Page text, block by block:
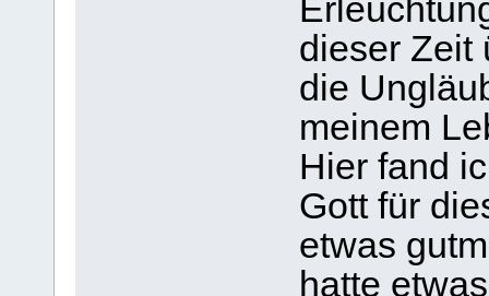
dieser Zeit
die
meinem
Hier fand
Gott für
etwas
hatte